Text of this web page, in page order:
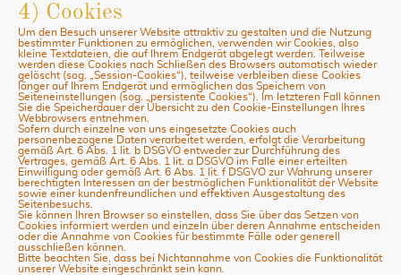
4) Cookies
Um den Besuch unserer Website attraktiv zu gestalten und die Nutzung
bestimmter Funktionen zu ermöglichen, verwenden wir Cookies, also
kleine Textdateien, die auf Ihrem Endgerät abgelegt werden. Teilweise
werden diese Cookies nach Schließen des Browsers automatisch wieder
gelöscht (sog. „Session-Cookies“), teilweise verbleiben diese Cookies
länger auf Ihrem Endgerät und ermöglichen das Speichern von
Seiteneinstellungen (sog. „persistente Cookies“). Im letzteren Fall können
Sie die Speicherdauer der Übersicht zu den Cookie-Einstellungen Ihres
Webbrowsers entnehmen.
Sofern durch einzelne von uns eingesetzte Cookies auch
personenbezogene Daten verarbeitet werden, erfolgt die Verarbeitung
gemäß Art. 6 Abs. 1 lit. b DSGVO entweder zur Durchführung des
Vertrages, gemäß Art. 6 Abs. 1 lit. a DSGVO im Falle einer erteilten
Einwilligung oder gemäß Art. 6 Abs. 1 lit. f DSGVO zur Wahrung unserer
berechtigten Interessen an der bestmöglichen Funktionalität der Website
sowie einer kundenfreundlichen und effektiven Ausgestaltung des
Seitenbesuchs.
Sie können Ihren Browser so einstellen, dass Sie über das Setzen von
Cookies informiert werden und einzeln über deren Annahme entscheiden
oder die Annahme von Cookies für bestimmte Fälle oder generell
ausschließen können.
Bitte beachten Sie, dass bei Nichtannahme von Cookies die Funktionalität
unserer Website eingeschränkt sein kann.